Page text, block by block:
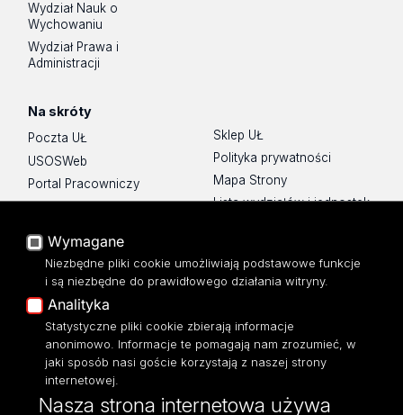
Wydział Nauk o
Wychowaniu
Wydział Prawa i
Administracji
Na skróty
Poczta UŁ
USOSWeb
Portal Pracowniczy
Baza Aktów Własnych
Moodle
Eksperci UŁ
Polityka Prywatności
Dostępność
Sklep UŁ
Polityka prywatności
Mapa Strony
Lista wydziałów i jednostek
ul. Pomorska 171/173
Wymagane
Niezbędne pliki cookie umożliwiają podstawowe funkcje
i są niezbędne do prawidłowego działania witryny.
Analityka
Statystyczne pliki cookie zbierają informacje
anonimowo. Informacje te pomagają nam zrozumieć, w
jaki sposób nasi goście korzystają z naszej strony
internetowej.
Nasza strona internetowa używa